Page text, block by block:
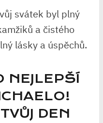
svátek byl plný
a čistého
lásky a úspěchů.
NEJLEPŠÍ
DEN